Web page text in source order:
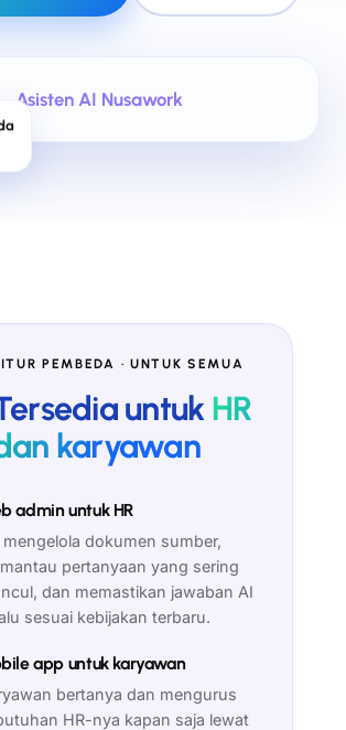
Asisten AI Nusawork
PEMBEDA · UNTUK SEMUA
untukHR
karyawan
admin untuk HR
mengelola dokumen sumber,
pertanyaan yang sering
dan memastikan jawaban AI
sesuai kebijakan terbaru.
app untuk karyawan
bertanya dan mengurus
HR-nya kapan saja lewat